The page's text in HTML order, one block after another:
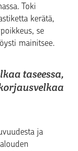
Toki
kerätä,
se
mainitsee.
taseessa,
ja